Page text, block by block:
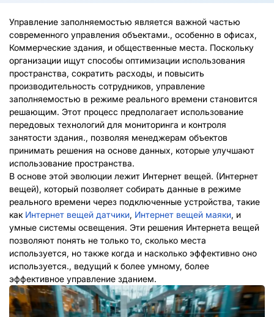
Управление заполняемостью является важной частью
современного управления объектами., особенно в офисах,
Коммерческие здания, и общественные места. Поскольку
организации ищут способы оптимизации использования
пространства, сократить расходы, и повысить
производительность сотрудников, управление
заполняемостью в режиме реального времени становится
решающим. Этот процесс предполагает использование
передовых технологий для мониторинга и контроля
занятости здания., позволяя менеджерам объектов
принимать решения на основе данных, которые улучшают
использование пространства.
В основе этой эволюции лежит Интернет вещей. (Интернет
вещей), который позволяет собирать данные в режиме
реального времени через подключенные устройства, такие
как Интернет вещей датчики, Интернет вещей маяки, и
умные системы освещения. Эти решения Интернета вещей
позволяют понять не только то, сколько места
используется, но также когда и насколько эффективно оно
используется., ведущий к более умному, более
эффективное управление зданием.